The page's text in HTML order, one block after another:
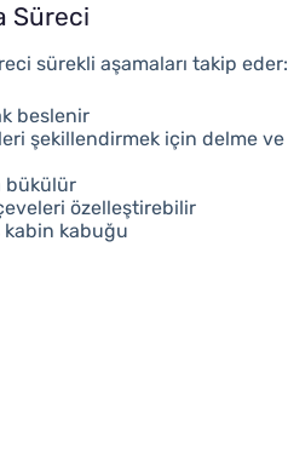
Süreci
sürekli aşamaları takip eder:
beslenir
şekillendirmek için delme ve
bükülür
özelleştirebilir
kabin kabuğu